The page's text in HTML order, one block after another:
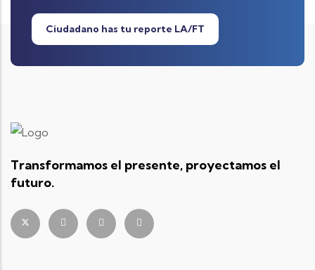
Ciudadano has tu reporte LA/FT
Transformamos el presente, proyectamos el
futuro.